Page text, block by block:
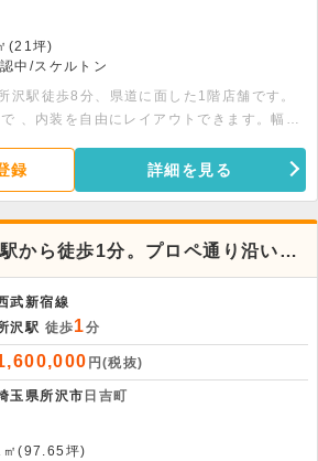
(21坪)
中/スケルトン
沢駅徒歩8分、県道に面した1階店舗です。
、内装を自由にレイアウトできます。幅広
録 詳細を見る
から徒歩1分。プロペ通り沿いの
武新宿線
沢駅 徒歩1分
円(税抜)
玉県所沢市 日吉町
(97.65坪)